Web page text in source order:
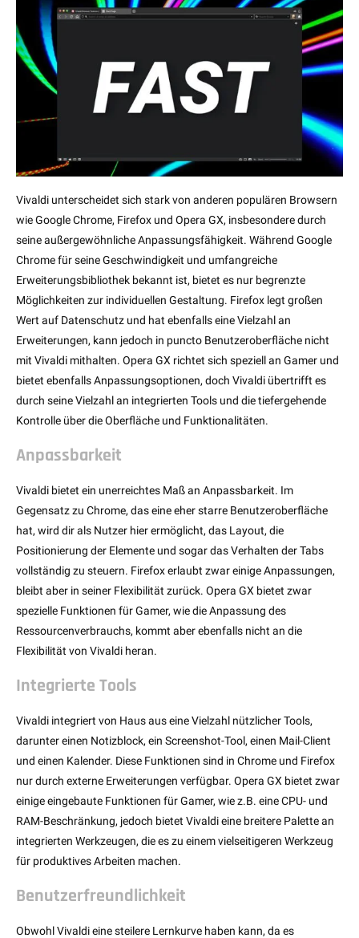
Vivaldi unterscheidet sich stark von anderen populären Browsern
wie Google Chrome, Firefox und Opera GX, insbesondere durch
seine außergewöhnliche Anpassungsfähigkeit. Während Google
Chrome für seine Geschwindigkeit und umfangreiche
Erweiterungsbibliothek bekannt ist, bietet es nur begrenzte
Möglichkeiten zur individuellen Gestaltung. Firefox legt großen
Wert auf Datenschutz und hat ebenfalls eine Vielzahl an
Erweiterungen, kann jedoch in puncto Benutzeroberfläche nicht
mit Vivaldi mithalten. Opera GX richtet sich speziell an Gamer und
bietet ebenfalls Anpassungsoptionen, doch Vivaldi übertrifft es
durch seine Vielzahl an integrierten Tools und die tiefergehende
Kontrolle über die Oberfläche und Funktionalitäten.
Anpassbarkeit
Vivaldi bietet ein unerreichtes Maß an Anpassbarkeit. Im
Gegensatz zu Chrome, das eine eher starre Benutzeroberfläche
hat, wird dir als Nutzer hier ermöglicht, das Layout, die
Positionierung der Elemente und sogar das Verhalten der Tabs
vollständig zu steuern. Firefox erlaubt zwar einige Anpassungen,
bleibt aber in seiner Flexibilität zurück. Opera GX bietet zwar
spezielle Funktionen für Gamer, wie die Anpassung des
Ressourcenverbrauchs, kommt aber ebenfalls nicht an die
Flexibilität von Vivaldi heran.
Integrierte Tools
Vivaldi integriert von Haus aus eine Vielzahl nützlicher Tools,
darunter einen Notizblock, ein Screenshot-Tool, einen Mail-Client
und einen Kalender. Diese Funktionen sind in Chrome und Firefox
nur durch externe Erweiterungen verfügbar. Opera GX bietet zwar
einige eingebaute Funktionen für Gamer, wie z.B. eine CPU- und
RAM-Beschränkung, jedoch bietet Vivaldi eine breitere Palette an
integrierten Werkzeugen, die es zu einem vielseitigeren Werkzeug
für produktives Arbeiten machen.
Benutzerfreundlichkeit
Obwohl Vivaldi eine steilere Lernkurve haben kann, da es